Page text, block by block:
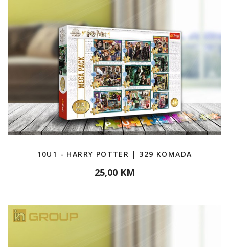
10U1 - HARRY POTTER | 329 KOMADA
25,00 KM